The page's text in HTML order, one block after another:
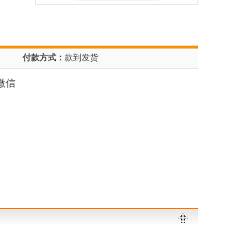
付款方式： 款到发货
信